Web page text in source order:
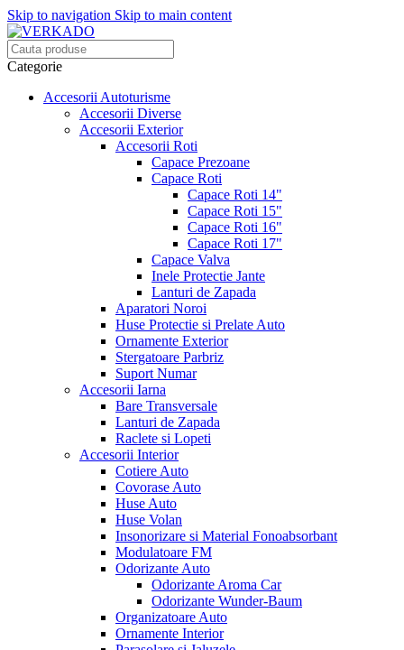
Skip to navigation Skip to main content
Categorie
Accesorii Autoturisme
Accesorii Diverse
Accesorii Exterior
Accesorii Roti
Capace Prezoane
Capace Roti
Capace Roti 14"
Capace Roti 15"
Capace Roti 16"
Capace Roti 17"
Capace Valva
Inele Protectie Jante
Lanturi de Zapada
Aparatori Noroi
Huse Protectie si Prelate Auto
Ornamente Exterior
Stergatoare Parbriz
Suport Numar
Accesorii Iarna
Bare Transversale
Lanturi de Zapada
Raclete si Lopeti
Accesorii Interior
Cotiere Auto
Covorase Auto
Huse Auto
Huse Volan
Insonorizare si Material Fonoabsorbant
Modulatoare FM
Odorizante Auto
Odorizante Aroma Car
Odorizante Wunder-Baum
Organizatoare Auto
Ornamente Interior